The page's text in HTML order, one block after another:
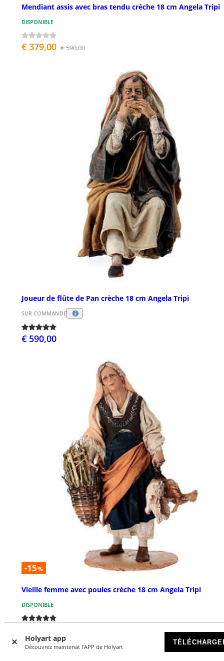
Holyart app
Découvrez maintenat l'APP de Holyart
Mendiant assis avec bras tendu crèche 18 cm Angela Tripi
DISPONIBLE
€ 379,00 € 590,00
Joueur de flûte de Pan crèche 18 cm Angela Tripi
SUR COMMANDE
€ 590,00
-15%
Vieille femme avec poules crèche 18 cm Angela Tripi
DISPONIBLE